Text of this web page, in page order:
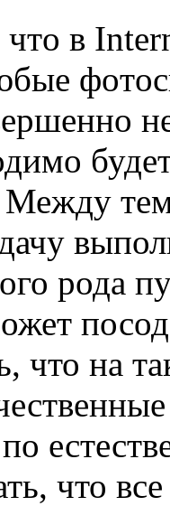
в
рода
что на
что